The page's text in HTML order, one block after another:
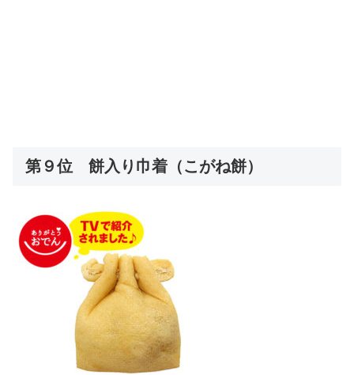
第９位 餅入り巾着（こがね餅）